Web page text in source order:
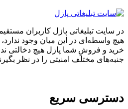
در سایت تبلیغاتی پازل کاربران
هیچ واسطه‌ای در این میان وجود
خرید و فروشِ شما پازل هیچ دخالتی
جنبه‌های مختلف امنیتی را در نظر
دسترسی سریع